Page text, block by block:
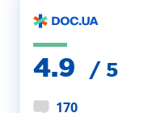
4.9 / 5
170